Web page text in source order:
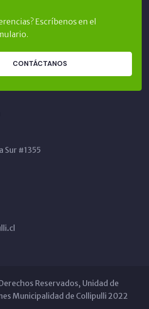
Escríbenos en el
CONTÁCTANOS
Sur #1355
Reservados, Unidad de
Municipalidad de Collipulli 2022